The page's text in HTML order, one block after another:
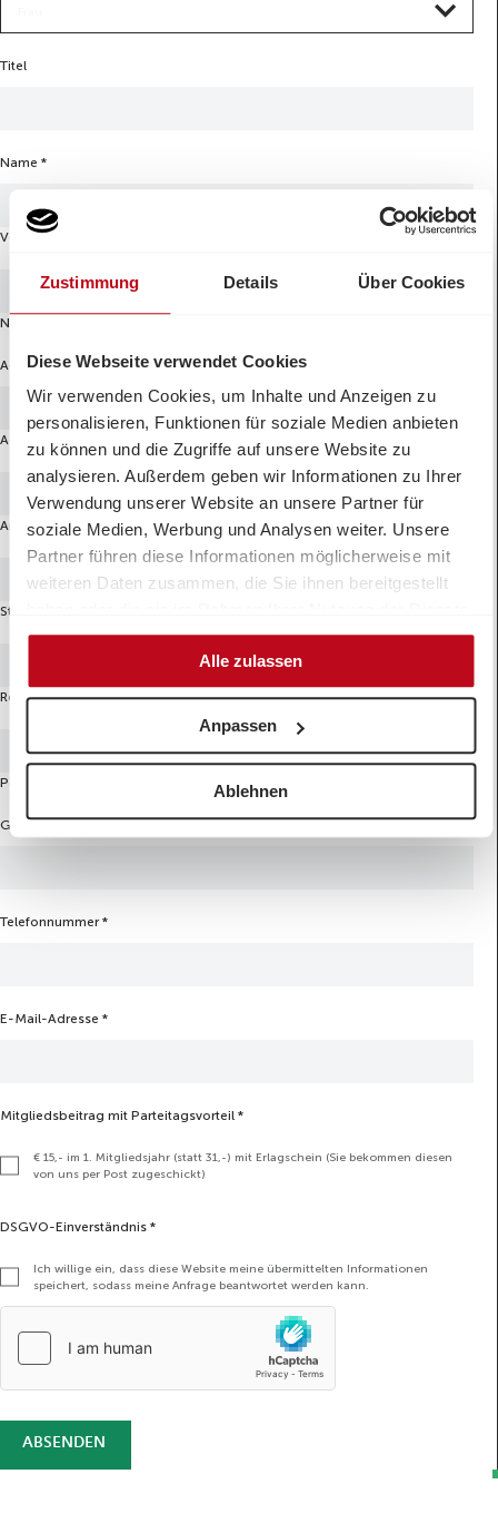
Zustimmung Details Über Cookies
Diese Webseite verwendet Cookies
Wir verwenden Cookies, um Inhalte und Anzeigen zu
personalisieren, Funktionen für soziale Medien anbieten
zu können und die Zugriffe auf unsere Website zu
analysieren. Außerdem geben wir Informationen zu Ihrer
Verwendung unserer Website an unsere Partner für
soziale Medien, Werbung und Analysen weiter. Unsere
Partner führen diese Informationen möglicherweise mit
weiteren Daten zusammen, die Sie ihnen bereitgestellt
gesammelt haben.
Alle zulassen
Anpassen
Ablehnen
Titel
Name *
Vorname
Nachname
Adresse*
Adresse Zeile 1
Anschrift Zusatz
Stadt
Region
Postleitzahl
Geburtsdatum*
Telefonnummer*
E-Mail-Adresse *
Mitgliedsbeitrag mit Parteitagsvorteil *
€ 15,- im 1. Mitgliedsjahr (statt 31,-) mit Erlagschein (Sie bekommen diesen
von uns per Post zugeschickt)
DSGVO-Einverständnis *
Ich willige ein, dass diese Website meine übermittelten Informationen
speichert, sodass meine Anfrage beantwortet werden kann.
ABSENDEN